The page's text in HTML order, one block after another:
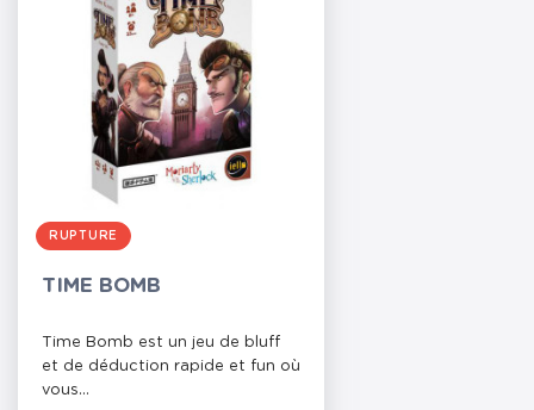
RUPTURE
TIME BOMB
Time Bomb est un jeu de bluff
et de déduction rapide et fun où
vous...